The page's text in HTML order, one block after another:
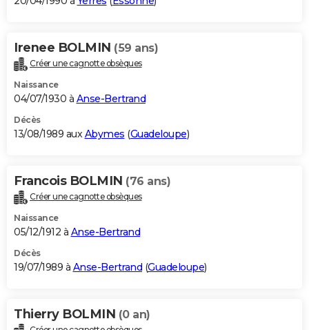
Irenee BOLMIN (59 ans)
Créer une cagnotte obsèques
Naissance
04/07/1930 à Anse-Bertrand
Décès
13/08/1989 auxAbymes (Guadeloupe)
Francois BOLMIN (76 ans)
Créer une cagnotte obsèques
Naissance
05/12/1912 à Anse-Bertrand
Décès
19/07/1989 à Anse-Bertrand (Guadeloupe)
Thierry BOLMIN (0 an)